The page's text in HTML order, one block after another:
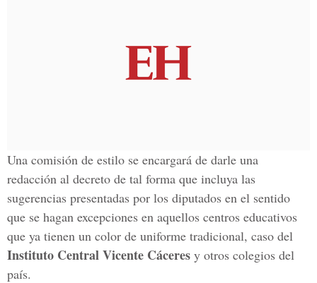
Una comisión de estilo se encargará de darle una
redacción al decreto de tal forma que incluya las
sugerencias presentadas por los diputados en el sentido
que se hagan excepciones en aquellos centros educativos
que ya tienen un color de uniforme tradicional, caso del
Instituto Central Vicente Cáceres y otros colegios del
país.